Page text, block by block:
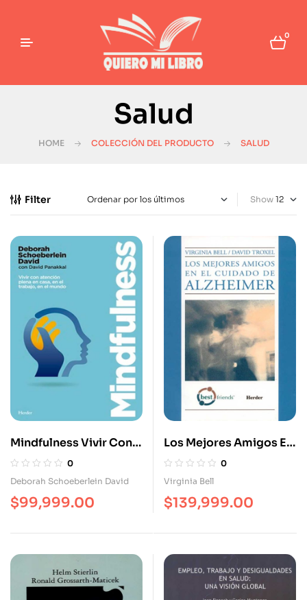
0
Salud
HOME COLECCIÓN DEL PRODUCTO SALUD
Filter Show
Mindfulness Vivir Con
Atención Plena En Casa
En El Trabajo En El
0
Deborah Schoeberlein David
$99,999.00
Los Mejores Amigos En
El Cuidado Del
Alzheimer
0
Virginia Bell
$139,999.00